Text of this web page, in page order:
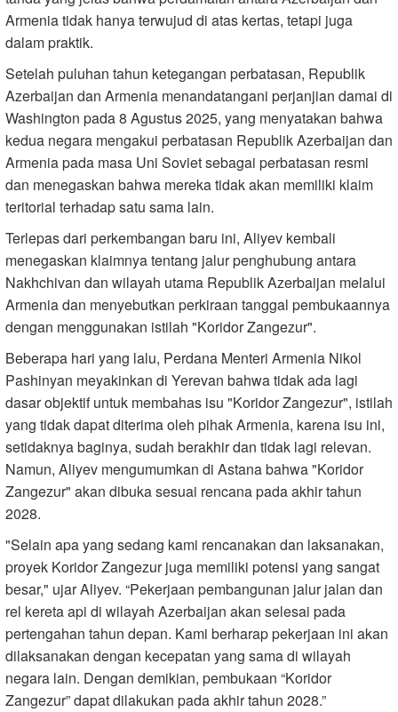
Armenia tidak hanya terwujud di atas kertas, tetapi juga
dalam praktik.
Setelah puluhan tahun ketegangan perbatasan, Republik
Azerbaijan dan Armenia menandatangani perjanjian damai di
Washington pada 8 Agustus 2025, yang menyatakan bahwa
kedua negara mengakui perbatasan Republik Azerbaijan dan
Armenia pada masa Uni Soviet sebagai perbatasan resmi
dan menegaskan bahwa mereka tidak akan memiliki klaim
teritorial terhadap satu sama lain.
Terlepas dari perkembangan baru ini, Aliyev kembali
menegaskan klaimnya tentang jalur penghubung antara
Nakhchivan dan wilayah utama Republik Azerbaijan melalui
Armenia dan menyebutkan perkiraan tanggal pembukaannya
dengan menggunakan istilah "Koridor Zangezur".
Beberapa hari yang lalu, Perdana Menteri Armenia Nikol
Pashinyan meyakinkan di Yerevan bahwa tidak ada lagi
dasar objektif untuk membahas isu "Koridor Zangezur", istilah
yang tidak dapat diterima oleh pihak Armenia, karena isu ini,
setidaknya baginya, sudah berakhir dan tidak lagi relevan.
Namun, Aliyev mengumumkan di Astana bahwa "Koridor
Zangezur" akan dibuka sesuai rencana pada akhir tahun
2028.
"Selain apa yang sedang kami rencanakan dan laksanakan,
proyek Koridor Zangezur juga memiliki potensi yang sangat
besar," ujar Aliyev. “Pekerjaan pembangunan jalur jalan dan
rel kereta api di wilayah Azerbaijan akan selesai pada
pertengahan tahun depan. Kami berharap pekerjaan ini akan
dilaksanakan dengan kecepatan yang sama di wilayah
negara lain. Dengan demikian, pembukaan “Koridor
Zangezur” dapat dilakukan pada akhir tahun 2028.”